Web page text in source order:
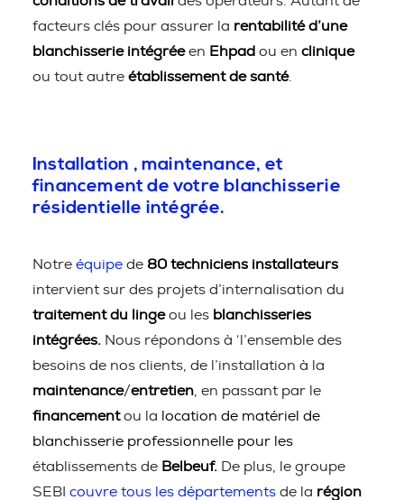
facteurs clés pour assurer la rentabilité d’une
blanchisserie intégréeen Ehpad ou en clinique
ou tout autre établissement de santé.
Installation , maintenance, et
financement de votre blanchisserie
résidentielle intégrée.
Notre équipe de 80 techniciens installateurs
intervient sur des projets d’internalisation du
traitement du lingeou les blanchisseries
intégrées. Nous répondons à ‘l’ensemble des
besoins de nos clients, de l’installation à la
maintenance/entretien , en passant par le
financementou la location de matériel de
blanchisserie professionnelle pour les
établissements de Belbeuf. De plus, le groupe
SEBI couvre tous les départements de la région